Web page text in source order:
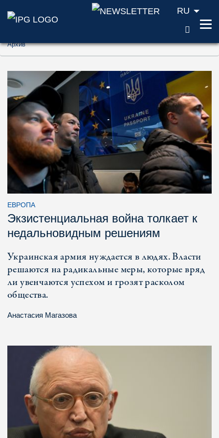
Перейти к содержанию (ключ доступа
Перейти к поиску (ключ доступа '2')
Перейти к навигации (ключ доступа '3')
RU
Архив
ЕВРОПА
Экзистенциальная война толкает к
недальновидным решениям
Украинская армия нуждается в людях. Власти
решаются на радикальные меры, которые вряд
ли увенчаются успехом и грозят расколом
общества.
Анастасия Магазова